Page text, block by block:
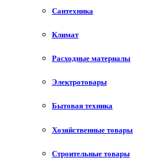
Сантехника
Климат
Расходные материалы
Электротовары
Бытовая техника
Хозяйственные товары
Строительные товары